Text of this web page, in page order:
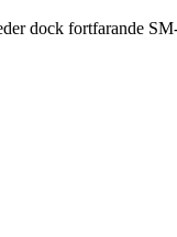
dock fortfarande